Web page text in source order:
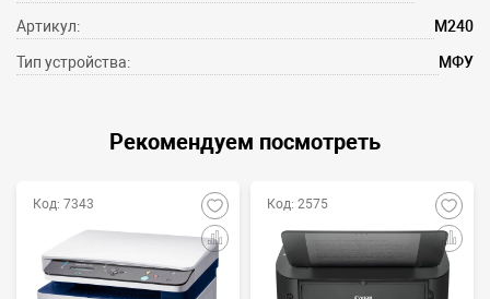
Артикул: M240
Тип устройства: МФУ
Рекомендуем посмотреть
Код: 7343 Код: 2575